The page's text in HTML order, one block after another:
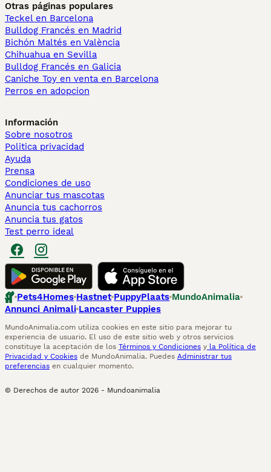
Otras páginas populares
Teckel en Barcelona
Bulldog Francés en Madrid
Bichón Maltés en València
Chihuahua en Sevilla
Bulldog Francés en Galicia
Caniche Toy en venta en Barcelona
Perros en adopcion
Información
Sobre nosotros
Politica privacidad
Ayuda
Prensa
Condiciones de uso
Anunciar tus mascotas
Anuncia tus cachorros
Anuncia tus gatos
Test perro ideal
Pets4Homes Hastnet PuppyPlaats MundoAnimalia
Annunci Animali Lancaster Puppies
MundoAnimalia.com utiliza cookies en este sitio para mejorar tu
experiencia de usuario. El uso de este sitio web y otros servicios
constituye la aceptación de los Términos y Condiciones y la Política de
Privacidad y Cookies de MundoAnimalia. Puedes Administrar tus
preferencias en cualquier momento.
© Derechos de autor 2026 - Mundoanimalia